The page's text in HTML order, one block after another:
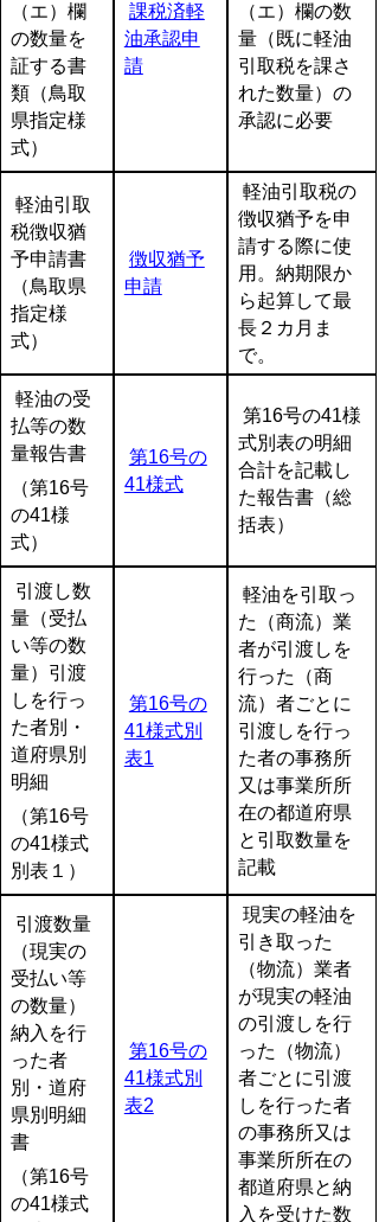
（エ）欄
の数量を
証する書
類（鳥取
県指定様
式）
課税済軽
油承認申
請
（エ）欄の数
量（既に軽油
引取税を課さ
れた数量）の
承認に必要
軽油引取
税徴収猶
予申請書
（鳥取県
指定様
式）
徴収猶予
申請
軽油引取税の
徴収猶予を申
請する際に使
用。納期限か
ら起算して最
長２カ月ま
で。
軽油の受
払等の数
量報告書
（第16号
の41様
式）
第16号の
41様式
第16号の41様
式別表の明細
合計を記載し
た報告書（総
括表）
引渡し数
量（受払
い等の数
量）引渡
しを行っ
た者別・
道府県別
明細
（第16号
の41様式
別表１）
第16号の
41様式別
表1
軽油を引取っ
た（商流）業
者が引渡しを
行った（商
流）者ごとに
引渡しを行っ
た者の事務所
又は事業所所
在の都道府県
と引取数量を
記載
引渡数量
（現実の
受払い等
の数量）
納入を行
った者
別・道府
県別明細
書
（第16号
の41様式
第16号の
41様式別
表2
現実の軽油を
引き取った
（物流）業者
が現実の軽油
の引渡しを行
った（物流）
者ごとに引渡
しを行った者
の事務所又は
事業所所在の
都道府県と納
入を受けた数